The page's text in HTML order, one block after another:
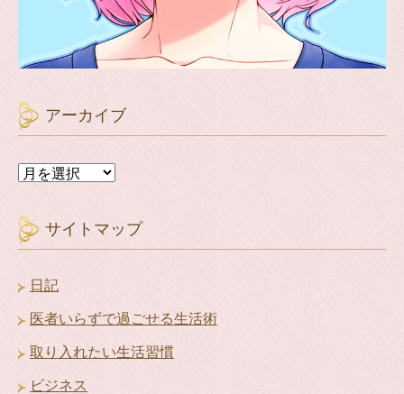
アーカイブ
ア
イ
ブ
サイトマップ
日記
医者いらずで過ごせる生活術
取り入れたい生活習慣
ビジネス